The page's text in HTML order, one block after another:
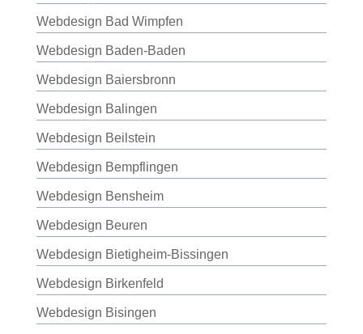
Webdesign Bad Wimpfen
Webdesign Baden-Baden
Webdesign Baiersbronn
Webdesign Balingen
Webdesign Beilstein
Webdesign Bempflingen
Webdesign Bensheim
Webdesign Beuren
Webdesign Bietigheim-Bissingen
Webdesign Birkenfeld
Webdesign Bisingen